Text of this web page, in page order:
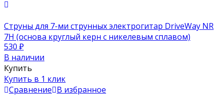
Струны для 7-ми струнных электрогитар DriveWay NR
7H (основа круглый керн с никелевым сплавом)
530 ₽
В наличии
Купить
Купить в 1 клик
Сравнение В избранное